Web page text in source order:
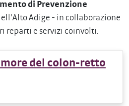
di Prevenzione
Adige - in collaborazione
reparti e servizi coinvolti.
del colon-retto